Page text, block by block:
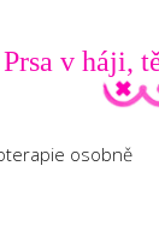
Prsa v háji,
osobně